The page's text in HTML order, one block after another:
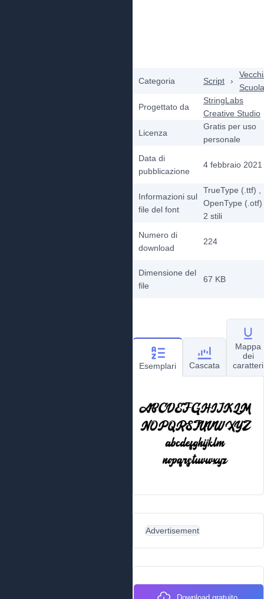
Categoria Script ›
Scuola
Progettato da
StringLabs
Creative Studio
Licenza
Gratis per uso
personale
Data di
pubblicazione
4 febbraio 2021
Informazioni sul
file del font
TrueType (.ttf)
OpenType (.otf)
2 stili
Numero di
download
224
Dimensione del
file
67 KB
Esemplari Cascata
Mappa
dei
caratteri
Advertisement